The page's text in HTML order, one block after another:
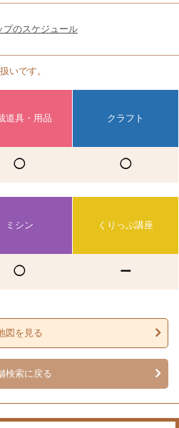
プのスケジュール
いです。
道具・用品 クラフト
◯ ◯
ミシン くりっぷ講座
◯ ー
図を見る
検索に戻る